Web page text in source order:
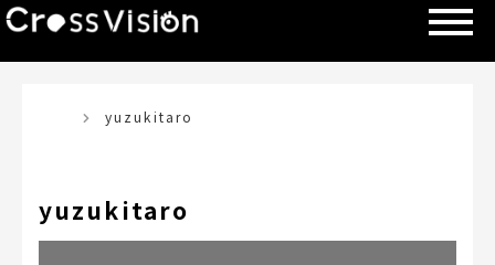
yuzukitaro
yuzukitaro